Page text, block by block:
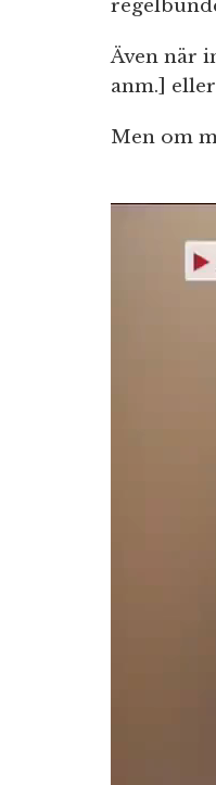
Även när
anm.]
Men om